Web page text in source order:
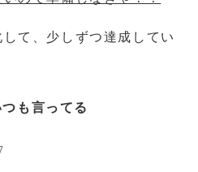
て、少しずつ達成してい
も言ってる